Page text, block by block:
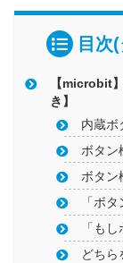
目次
【microbit
き】
内蔵ボ
ボタン
ボタン
「ボ
「も
どちら